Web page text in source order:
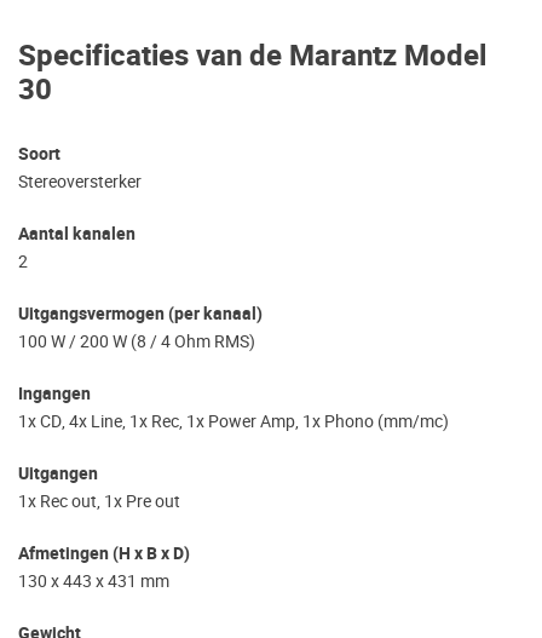
Specificaties van de Marantz Model
30
Soort
Stereoversterker
Aantal kanalen
2
Uitgangsvermogen (per kanaal)
100 W / 200 W (8 / 4 Ohm RMS)
Ingangen
1x CD, 4x Line, 1x Rec, 1x Power Amp, 1x Phono (mm/mc)
Uitgangen
1x Rec out, 1x Pre out
Afmetingen (H x B x D)
130 x 443 x 431 mm